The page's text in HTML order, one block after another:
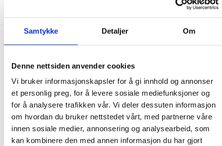
Samtykke Detaljer Om
Denne nettsiden anvender cookies
Vi bruker informasjonskapsler for å gi innhold og annonser
et personlig preg, for å levere sosiale mediefunksjoner og
for å analysere trafikken vår. Vi deler dessuten informasjon
om hvordan du bruker nettstedet vårt, med partnerne våre
innen sosiale medier, annonsering og analysearbeid, som
kan kombinere den med annen informasjon du har gjort
FRAKT PÅ ORDRE 0-1499 kroner:
Pakke til hentested. Velg enten Postnord eller Bring i
handlekurven/checkout. Prisen avhenger av vekt eller volumvekt
Produkter som kan knuses eller skades via. transport sendes ikke.
Kjølevarer sendes heller ikke.
Levering på nærmeste post i butikk.
Maksmål: 35 kg / 120 x 60 x 60 cm